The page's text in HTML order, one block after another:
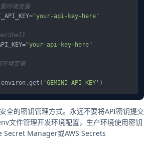
环境变量
"your-api-key-here"
"your-api-key-here"
境变量
'GEMINI_API_KEY'
全的密钥管理方式。永远不要将API密钥提交
文件管理开发环境配置，生产环境使用密钥
Secret Manager或AWS Secrets